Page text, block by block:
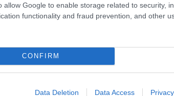
allow Google to enable storage related to security,
functionality and fraud prevention, and other
CONFIRM
Data Deletion Data Access